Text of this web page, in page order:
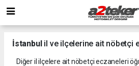
İstanbulil ve ilçelerine ait nöbetçi
Diğer il ilçelere ait nöbetçi eczaneleri